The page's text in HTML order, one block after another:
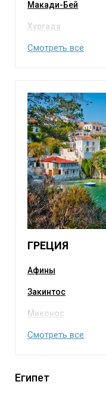
Макади-Бей
Хургада
Смотреть все
ГРЕЦИЯ
Афины
Закинтос
Миконос
Смотреть все
Египет